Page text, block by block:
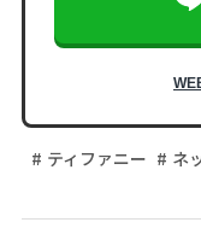
ティファニー ネ